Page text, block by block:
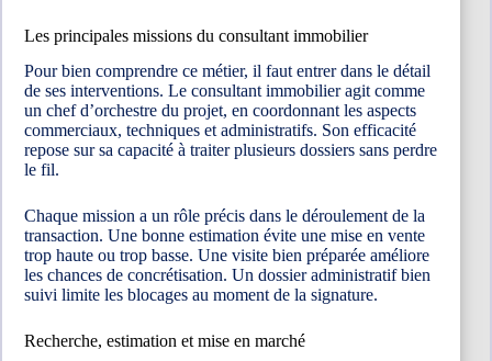
Les principales missions du consultant immobilier
Pour bien comprendre ce métier, il faut entrer dans le détail
de ses interventions. Le consultant immobilier agit comme
un chef d’orchestre du projet, en coordonnant les aspects
commerciaux, techniques et administratifs. Son efficacité
repose sur sa capacité à traiter plusieurs dossiers sans perdre
le fil.
Chaque mission a un rôle précis dans le déroulement de la
transaction. Une bonne estimation évite une mise en vente
trop haute ou trop basse. Une visite bien préparée améliore
les chances de concrétisation. Un dossier administratif bien
suivi limite les blocages au moment de la signature.
Recherche, estimation et mise en marché